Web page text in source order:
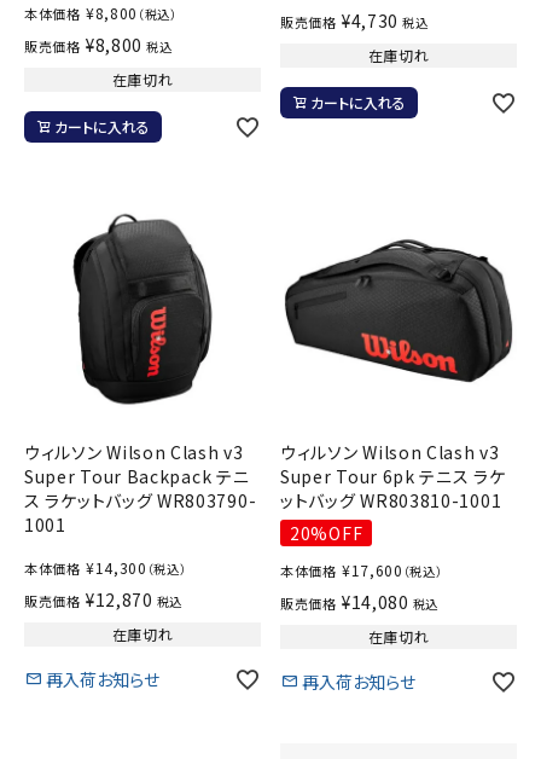
本体価格 ¥8,800 （税込）
販売価格 ¥8,800 税込
在庫切れ
カートに入れる
販売価格 ¥4,730 税込
在庫切れ
カートに入れる
ウィルソン Wilson Clash v3
Super Tour Backpack テニ
ス ラケットバッグ WR803790-
1001
本体価格 ¥14,300 （税込）
販売価格 ¥12,870 税込
在庫切れ
再入荷お知らせ
ウィルソン Wilson Clash v3
Super Tour 6pk テニス ラケ
ットバッグ WR803810-1001
20%OFF
本体価格 ¥17,600 （税込）
販売価格 ¥14,080 税込
在庫切れ
再入荷お知らせ